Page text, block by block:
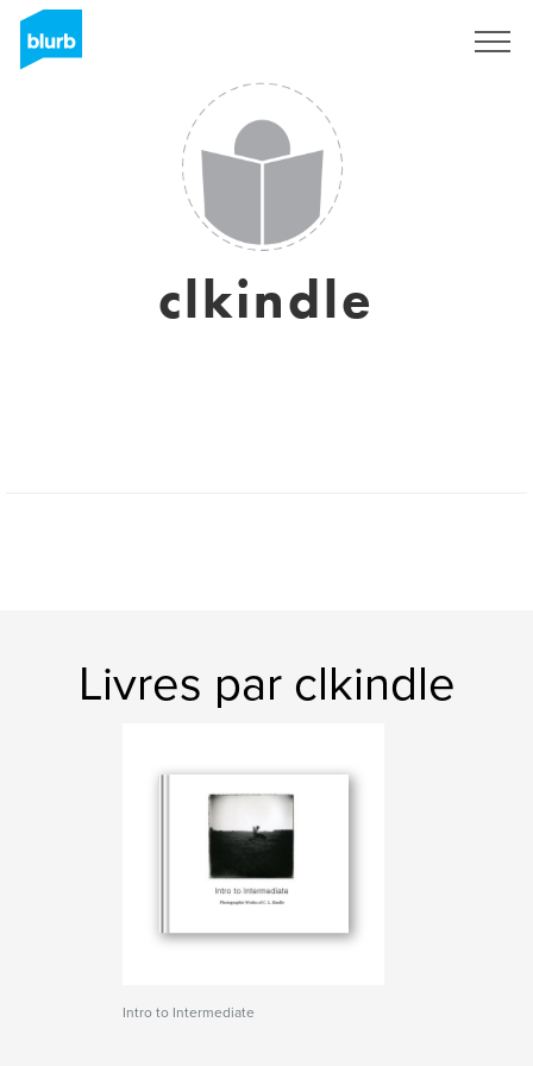
clkindle
Livres par clkindle
Intro to Intermediate